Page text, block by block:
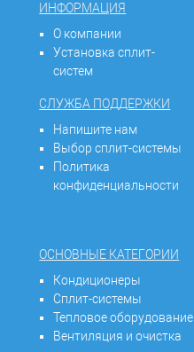
ИНФОРМАЦИЯ
О компании
Установка сплит-
систем
СЛУЖБА ПОДДЕРЖКИ
Напишите нам
Выбор сплит-системы
Политика
конфиденциальности
ОСНОВНЫЕ КАТЕГОРИИ
Кондиционеры
Сплит-системы
Тепловое оборудование
Вентиляция и очистка